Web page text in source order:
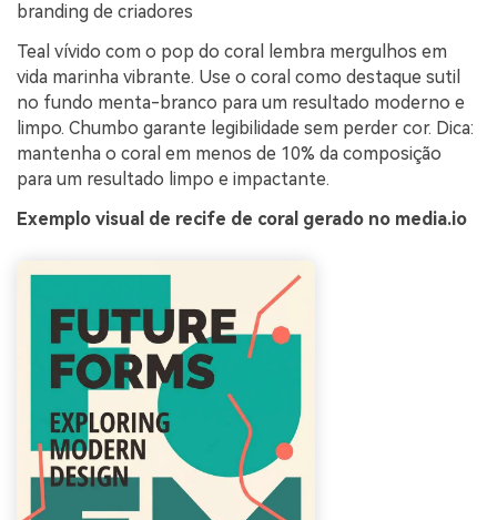
branding de criadores
Teal vívido com o pop do coral lembra mergulhos em
vida marinha vibrante. Use o coral como destaque sutil
no fundo menta-branco para um resultado moderno e
limpo. Chumbo garante legibilidade sem perder cor. Dica:
mantenha o coral em menos de 10% da composição
para um resultado limpo e impactante.
Exemplo visual de recife de coral gerado no media.io